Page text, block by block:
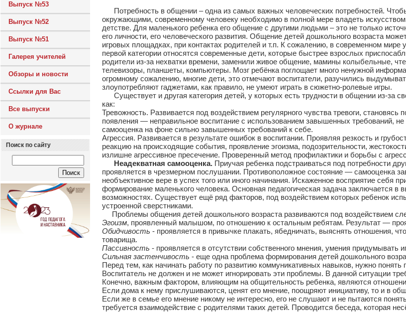
Выпуск №53
Выпуск №52
Выпуск №51
Галерея учителей
Обзоры и новости
Ссылки для Вас
Все выпуски
О журнале
Поиск по сайту
Потребность в общении – одна из самых важных человеческих потребностей.
окружающими, современному человеку необходимо в полной мере владеть
детстве. Для маленького ребенка его общение с другими людьми – это не только
его личности, его человеческого развития. Общение детей дошкольного возраста
игровых площадках, при контактах родителей и т.п. К сожалению, в современном
первой категории относятся современные дети, которые быстрее взрослых
родители из-за нехватки времени, заменили живое общение, мамины колыбельные,
телевизоры, планшеты, компьютеры. Мозг ребёнка поглощает много ненужной
огромному сожалению, многие дети, это отмечают воспитатели, разучились
злоупотребляют гаджетами, как правило, не умеют играть в сюжетно-ролевые игры.
Существует и другая категория детей, у которых есть трудности в общении из-за
как:
Тревожность. Развивается под воздействием регулярного чувства тревоги,
появления — неправильное воспитание с использованием завышенных требований,
самооценка на фоне сильно завышенных требований к себе.
Агрессия. Развивается в результате ошибок в воспитании. Проявляя резкость и
реакцию на происходящие события, проявление эгоизма, подозрительности,
излишне агрессивное пресечение. Проверенный метод профилактики и борьбы с
Неадекватная самооценка. Приучая ребенка подстраиваться под потребности
проявляется в чрезмерном послушании. Противоположное состояние — самооценка
необъективное вере в успех того или иного начинания. Искаженное восприятие себя
формирование маленького человека. Основная педагогическая задача заключается
возможностях. Существует ещё ряд факторов, под воздействием которых ребенок
устроенной сверстниками.
Проблемы общения детей дошкольного возраста развиваются под воздействием
Эгоизм, проявленный малышом, по отношению к остальным ребятам. Результат —
Обидчивость - проявляется в привычке плакать, ябедничать, выяснять отношения,
товарища.
Пассивность - проявляется в отсутствии собственного мнения, умения придумывать
Сильная застенчивость - еще одна проблема формирования детей дошкольного
Перед тем, как начинать работу по развитию коммуникативных навыков, нужно
Воспитатель не должен и не может игнорировать эти проблемы. В данной ситуации
Конечно, важным фактором, влияющим на общительность ребенка, являются
Если дома к нему прислушиваются, ценят его мнение, поощряют инициативу, то и в
Если же в семье его мнение никому не интересно, его не слушают и не пытаются
требуется взаимодействие с родителями таких детей. Проводится беседа, которая